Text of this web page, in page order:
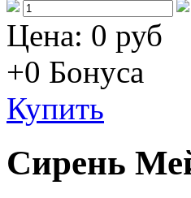
Цена: 0 руб
+0 Бонуса
Купить
Сирень